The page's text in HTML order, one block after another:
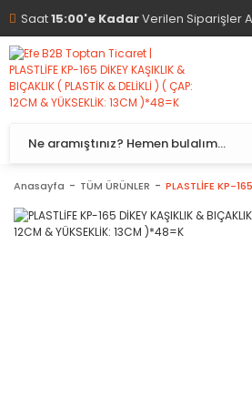
Saat15:00'e KadarVerilen Siparişler
Anasayfa TÜM ÜRÜNLER PLASTLİFE KP-